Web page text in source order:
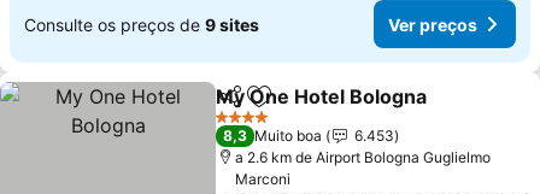
Consulte os preços de 9 sites Ver preços
PartilharAdicionar aos favoritos
My One Hotel Bologna
4 Estrelas
8,3 Muito boa
6.453
a 2.6 km de Airport Bologna Guglielmo
Marconi